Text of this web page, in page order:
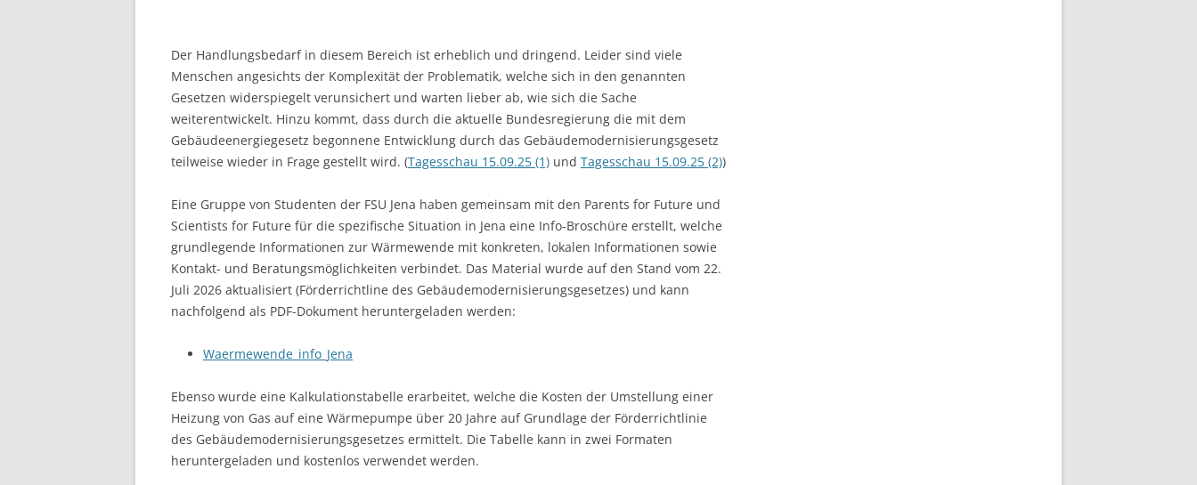
Der Handlungsbedarf in diesem Bereich ist erheblich und dringend. Leider sind viele
Menschen angesichts der Komplexität der Problematik, welche sich in den genannten
Gesetzen widerspiegelt verunsichert und warten lieber ab, wie sich die Sache
weiterentwickelt. Hinzu kommt, dass durch die aktuelle Bundesregierung die mit dem
Gebäudeenergiegesetz begonnene Entwicklung durch das Gebäudemodernisierungsgesetz
teilweise wieder in Frage gestellt wird. (Tagesschau 15.09.25 (1) und Tagesschau 15.09.25 (2))
Eine Gruppe von Studenten der FSU Jena haben gemeinsam mit den Parents for Future und
Scientists for Future für die spezifische Situation in Jena eine Info-Broschüre erstellt, welche
grundlegende Informationen zur Wärmewende mit konkreten, lokalen Informationen sowie
Kontakt- und Beratungsmöglichkeiten verbindet. Das Material wurde auf den Stand vom 22.
Juli 2026 aktualisiert (Förderrichtline des Gebäudemodernisierungsgesetzes) und kann
nachfolgend als PDF-Dokument heruntergeladen werden:
Waermewende_info_Jena
Ebenso wurde eine Kalkulationstabelle erarbeitet, welche die Kosten der Umstellung einer
Heizung von Gas auf eine Wärmepumpe über 20 Jahre auf Grundlage der Förderrichtlinie
des Gebäudemodernisierungsgesetzes ermittelt. Die Tabelle kann in zwei Formaten
heruntergeladen und kostenlos verwendet werden.